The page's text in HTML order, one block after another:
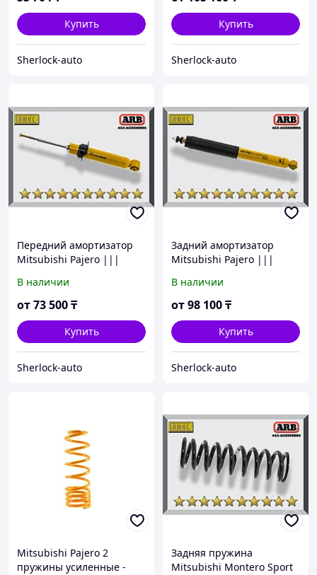
Купить
Sherlock-auto
Купить
Sherlock-auto
Передний амортизатор
Mitsubishi Pajero |||
2"
В наличии
от73 500₸
Купить
Sherlock-auto
Задний амортизатор
Mitsubishi Pajero |||
2"
В наличии
от98 100₸
Купить
Sherlock-auto
Mitsubishi Pajero 2
пружины усиленные -
Задняя пружина
Mitsubishi Montero Sport